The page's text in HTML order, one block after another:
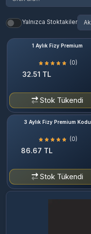
Yalnızca Stoktakiler
1 Aylık Fizy Premium
(0)
32.51 TL
Stok Tükendi
3 Aylık Fizy Premium Kodu
(0)
86.67 TL
Stok Tükendi